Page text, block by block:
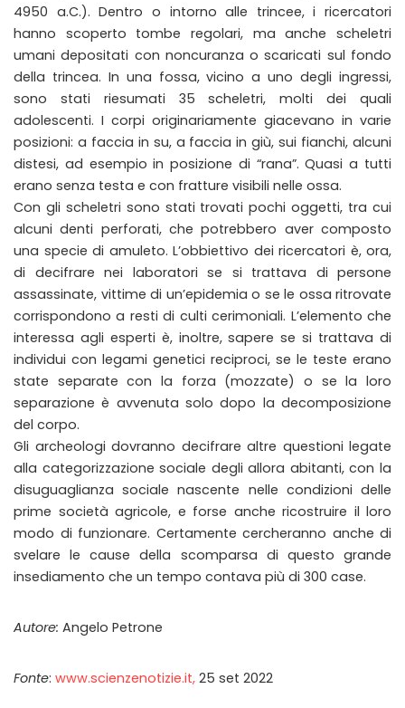
4950 a.C.). Dentro o intorno alle trincee, i ricercatori
hanno scoperto tombe regolari, ma anche scheletri
umani depositati con noncuranza o scaricati sul fondo
della trincea. In una fossa, vicino a uno degli ingressi,
sono stati riesumati 35 scheletri, molti dei quali
adolescenti. I corpi originariamente giacevano in varie
posizioni: a faccia in su, a faccia in giù, sui fianchi, alcuni
distesi, ad esempio in posizione di “rana”. Quasi a tutti
erano senza testa e con fratture visibili nelle ossa.
Con gli scheletri sono stati trovati pochi oggetti, tra cui
alcuni denti perforati, che potrebbero aver composto
una specie di amuleto. L’obbiettivo dei ricercatori è, ora,
di decifrare nei laboratori se si trattava di persone
assassinate, vittime di un’epidemia o se le ossa ritrovate
corrispondono a resti di culti cerimoniali. L’elemento che
interessa agli esperti è, inoltre, sapere se si trattava di
individui con legami genetici reciproci, se le teste erano
state separate con la forza (mozzate) o se la loro
separazione è avvenuta solo dopo la decomposizione
del corpo.
Gli archeologi dovranno decifrare altre questioni legate
alla categorizzazione sociale degli allora abitanti, con la
disuguaglianza sociale nascente nelle condizioni delle
prime società agricole, e forse anche ricostruire il loro
modo di funzionare. Certamente cercheranno anche di
svelare le cause della scomparsa di questo grande
insediamento che un tempo contava più di 300 case.
Autore: Angelo Petrone
Fonte: www.scienzenotizie.it, 25 set 2022